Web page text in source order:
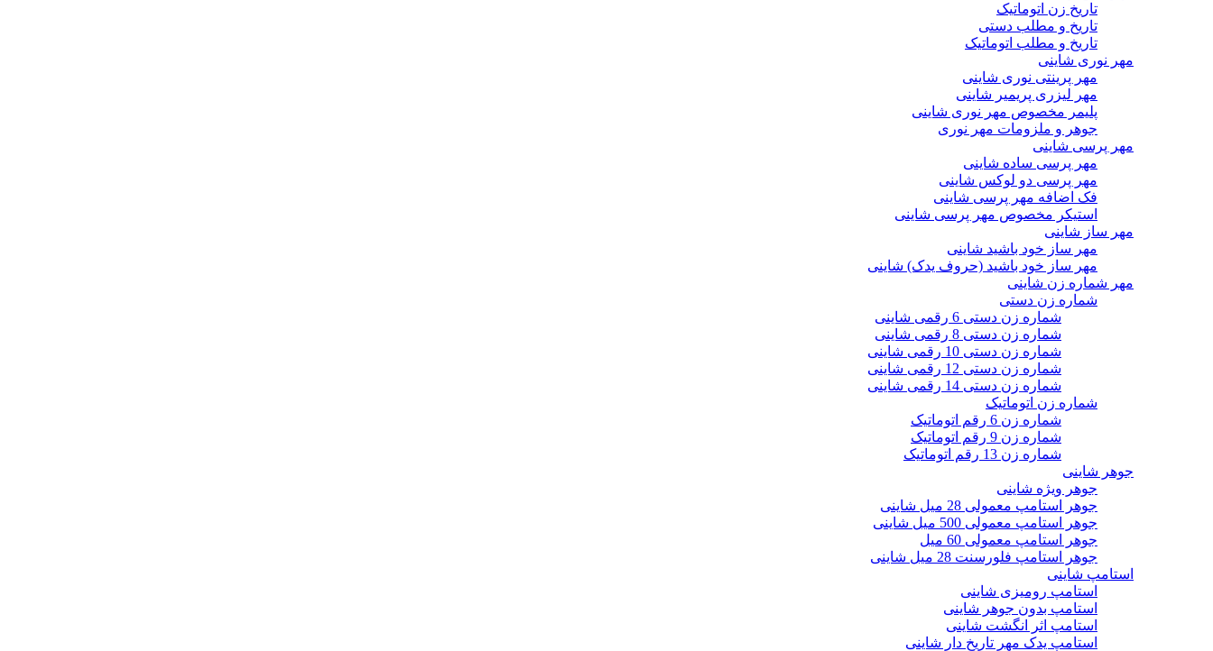
تاریخ زن اتوماتیک
تاریخ و مطلب دستی
تاریخ و مطلب اتوماتیک
مهر نوری شاینی
مهر پرینتی نوری شاینی
مهر لیزری پریمیر شاینی
پلیمر مخصوص مهر نوری شاینی
جوهر و ملزومات مهر نوری
مهر پرسی شاینی
مهر پرسی ساده شاینی
مهر پرسی دو لوکس شاینی
فک اضافه مهر پرسی شاینی
استیکر مخصوص مهر پرسی شاینی
مهر ساز شاینی
مهر ساز خود باشید شاینی
مهر ساز خود باشید (حروف یدک) شاینی
مهر شماره زن شاینی
شماره زن دستی
شماره زن دستی 6 رقمی شاینی
شماره زن دستی 8 رقمی شاینی
شماره زن دستی 10 رقمی شاینی
شماره زن دستی 12 رقمی شاینی
شماره زن دستی 14 رقمی شاینی
شماره زن اتوماتیک
شماره زن 6 رقم اتوماتیک
شماره زن 9 رقم اتوماتیک
شماره زن 13 رقم اتوماتیک
جوهر شاینی
جوهر ویژه شاینی
جوهر استامپ معمولی 28 میل شاینی
جوهر استامپ معمولی 500 میل شاینی
جوهر استامپ معمولی 60 میل
جوهر استامپ فلورسنت 28 میل شاینی
استامپ شاینی
استامپ رومیزی شاینی
استامپ بدون جوهر شاینی
استامپ اثر انگشت شاینی
استامپ یدک مهر تاریخ دار شاینی